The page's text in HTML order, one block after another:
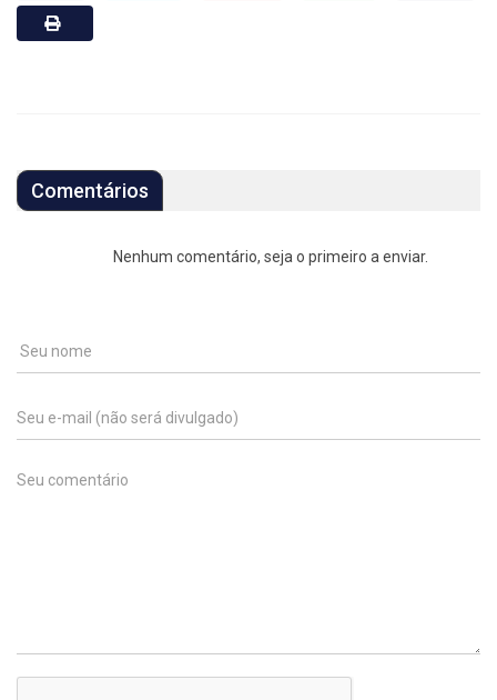
Comentários
Nenhum comentário, seja o primeiro a enviar.